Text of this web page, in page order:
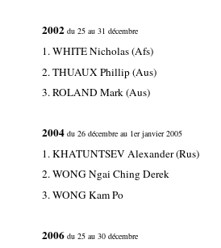
2002 du 25 au 31 décembre
1. WHITE Nicholas (Afs)
2. THUAUX Phillip (Aus)
3. ROLAND Mark (Aus)
2004 du 26 décembre au 1er janvier 2005
1. KHATUNTSEV Alexander (Rus)
2. WONG Ngai Ching Derek
3. WONG Kam Po
2006 du 25 au 30 décembre